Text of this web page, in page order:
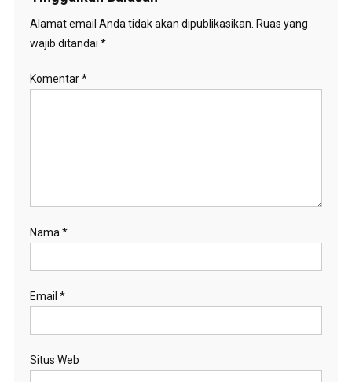
Alamat email Anda tidak akan dipublikasikan. Ruas yang
wajib ditandai *
Komentar*
Nama *
Email *
Situs Web